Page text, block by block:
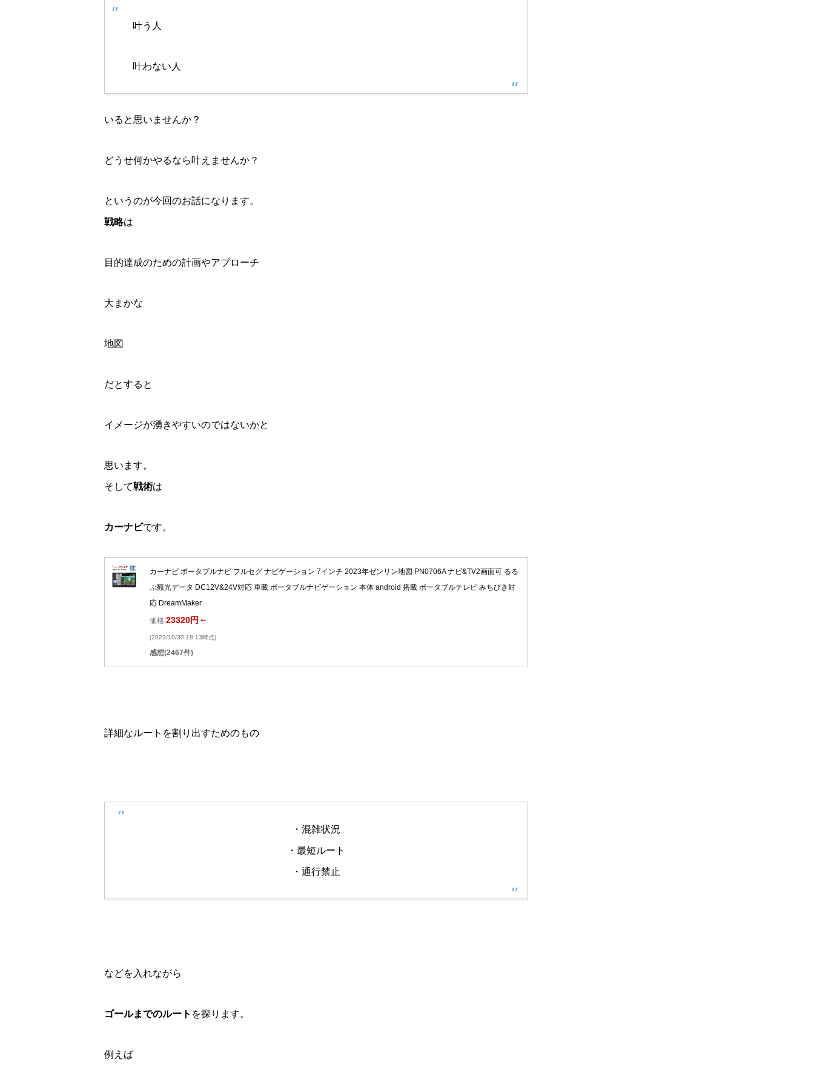
叶う人
叶わない人
いると思いませんか？
どうせ何かやるなら叶えませんか？
というのが今回のお話になります。
戦略は
目的達成のための計画やアプローチ
大まかな
地図
だとすると
イメージが湧きやすいのではないかと
思います。
そして戦術は
カーナビです。
カーナビ ポータブルナビ フルセグ ナビゲーション 7インチ 2023年ゼンリン地図 PN0706A ナビ&TV2画面可 るる
ぶ観光データ DC12V&24V対応 車載 ポータブルナビゲーション 本体 android 搭載 ポータブルテレビ みちびき対
応 DreamMaker
価格:23320円～
(2023/10/30 18:13時点)
感想(2467件)
詳細なルートを割り出すためのもの
・混雑状況
・最短ルート
・通行禁止
などを入れながら
ゴールまでのルート を探ります。
例えば